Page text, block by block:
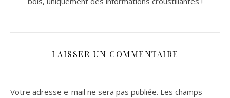
LAISSER UN COMMENTAIRE
Votre adresse e-mail ne sera pas publiée. Les champs